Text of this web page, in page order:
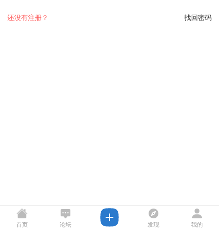
找回密码
还没有注册？
首页 论坛 发现 我的